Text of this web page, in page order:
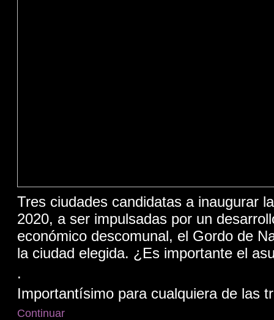
Tres ciudades candidatas a inaugurar
2020, a ser impulsadas por un
económico descomunal, el Gordo de
la ciudad elegida. ¿Es importante el
.
Importantísimo para cualquiera de las
Continuar